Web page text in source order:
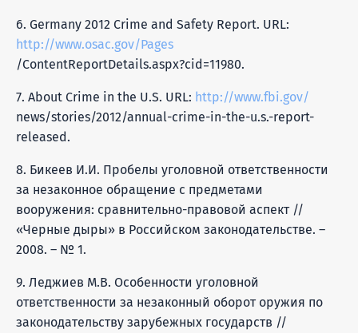
6. Germany 2012 Crime and Safety Report. URL:
http://www.osac.gov/Pages
/ContentReportDetails.aspx?cid=11980.
7. About Crime in the U.S. URL: http://www.fbi.gov/
news/stories/2012/annual-crime-in-the-u.s.-report-
released.
8. Бикеев И.И. Пробелы уголовной ответственности
за незаконное обращение с предметами
вооружения: сравнительно-правовой аспект //
«Черные дыры» в Российском законодательстве. –
2008. – № 1.
9. Леджиев М.В. Особенности уголовной
ответственности за незаконный оборот оружия по
законодательству зарубежных государств //